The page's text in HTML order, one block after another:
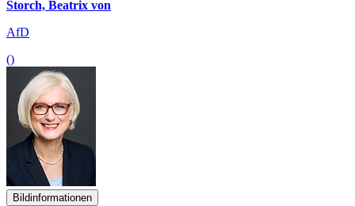
Storch, Beatrix von
AfD
()
Bildinformationen